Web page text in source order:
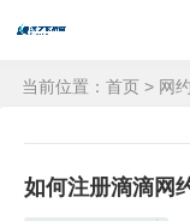
当前位置： 首页 > 网
如何注册滴滴网